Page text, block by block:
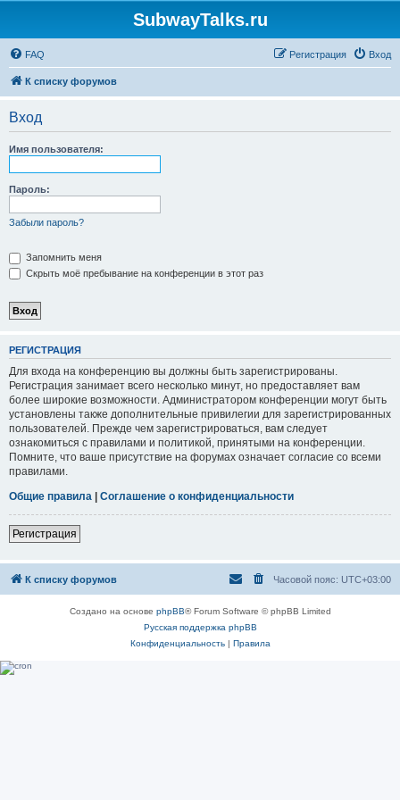
SubwayTalks.ru
FAQ Вход
Регистрация
К списку форумов
Вход
Имя пользователя:
Пароль:
Забыли пароль?
Запомнить меня
Скрыть моё пребывание на конференции в этот раз
РЕГИСТРАЦИЯ
Для входа на конференцию вы должны быть зарегистрированы.
Регистрация занимает всего несколько минут, но предоставляет вам
более широкие возможности. Администратором конференции могут быть
установлены также дополнительные привилегии для зарегистрированных
пользователей. Прежде чем зарегистрироваться, вам следует
ознакомиться с правилами и политикой, принятыми на конференции.
Помните, что ваше присутствие на форумах означает согласие со всеми
правилами.
Общие правила | Соглашение о конфиденциальности
Регистрация
К списку форумов Часовой пояс: UTC+03:00
Создано на основе phpBB® Forum Software © phpBB Limited
Русская поддержка phpBB
Конфиденциальность| Правила